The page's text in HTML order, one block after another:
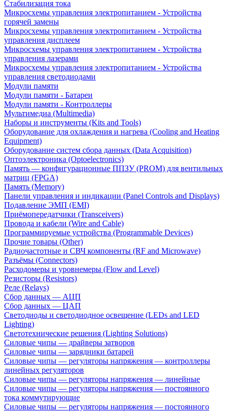
Стабилизация тока
Микросхемы управления электропитанием - Устройства
горячей замены
Микросхемы управления электропитанием - Устройства
управления дисплеем
Микросхемы управления электропитанием - Устройства
управления лазерами
Микросхемы управления электропитанием - Устройства
управления светодиодами
Модули памяти
Модули памяти - Батареи
Модули памяти - Контроллеры
Мультимедиа (Multimedia)
Наборы и инструменты (Kits and Tools)
Оборудование для охлаждения и нагрева (Cooling and Heating
Equipment)
Оборудование систем сбора данных (Data Acquisition)
Оптоэлектроника (Optoelectronics)
Память — конфигурационные ППЗУ (PROM) для вентильных
матриц (FPGA)
Память (Memory)
Панели управления и индикации (Panel Controls and Displays)
Подавление ЭМП (EMI)
Приёмопередатчики (Transceivers)
Провода и кабели (Wire and Cable)
Программируемые устройства (Programmable Devices)
Прочие товары (Other)
Радиочастотные и СВЧ компоненты (RF and Microwave)
Разъёмы (Connectors)
Расходомеры и уровнемеры (Flow and Level)
Резисторы (Resistors)
Реле (Relays)
Сбор данных — АЦП
Сбор данных — ЦАП
Светодиоды и светодиодное освещение (LEDs and LED
Lighting)
Светотехнические решения (Lighting Solutions)
Силовые чипы — драйверы затворов
Силовые чипы — зарядники батарей
Силовые чипы — регуляторы напряжения — контроллеры
линейных регуляторов
Силовые чипы — регуляторы напряжения — линейные
Силовые чипы — регуляторы напряжения — постоянного
тока коммутирующие
Силовые чипы — регуляторы напряжения — постоянного